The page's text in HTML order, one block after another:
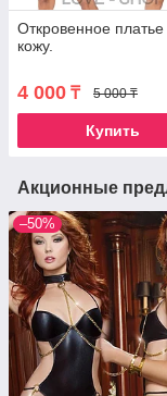
Откровенное
кожу.
4 000 ₸ 5 000 ₸
Купить
Акционные
–50%